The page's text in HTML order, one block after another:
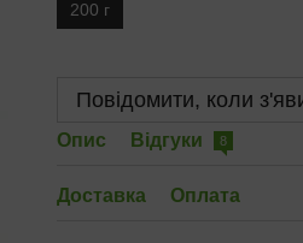
200 г
Повідомити, коли
Опис Відгуки 8
Доставка Оплата